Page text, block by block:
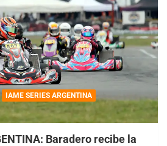
IAME SERIES ARGENTINA
Baradero recibe la